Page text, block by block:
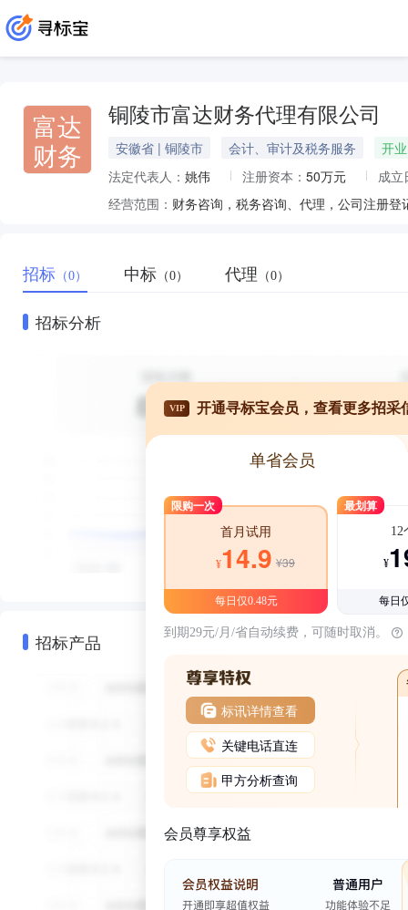
富达
财务
铜陵市富达财务代理有限公司
安徽省 | 铜陵市 会计、审计及税务服务
开业
法定代表人： 姚伟 注册资本： 50万元
成立
经营范围：
招标 （0） 中标 （0） 代理 （0）
招标分析
招标产品
VIP 开通寻标宝会员，查看更多招采
单省会员
限购一次
首月试用
¥14.9 ¥39
每日仅0.48元
最划算
12
¥
每日
到期29元/月/省自动续费，可随时取消。
标讯详情查看
关键电话直连
甲方分析查询
会员尊享权益